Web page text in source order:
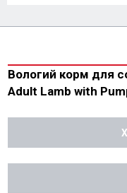
Вологий корм для
Adult Lamb with